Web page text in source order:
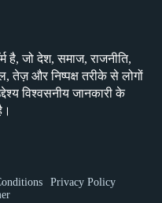
है, जो देश, समाज, राजनीति,
तेज़ और निष्पक्ष तरीके से लोगों
विश्वसनीय जानकारी के
Privacy Policy